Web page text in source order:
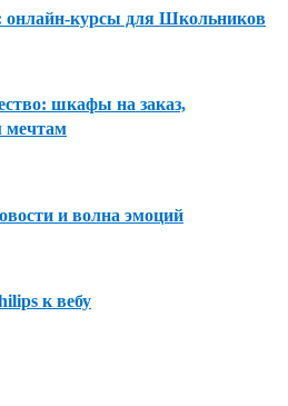
онлайн-курсы для Школьников
шкафы на заказ,
мечтам
и волна эмоций
к вебу